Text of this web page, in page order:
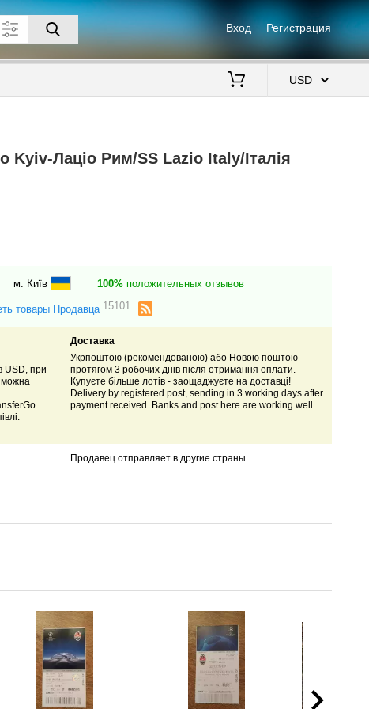
Вход Регистрация
Kyiv-Лаціо Рим/SS Lazio Italy/Італія
м. Київ 100%положительных отзывов
товары Продавца 15101
USD, при
можна
Доставка
Укрпоштою (рекомендованою) або Новою поштою
протягом 3 робочих днів після отримання оплати.
Купуєте більше лотів - заощаджуєте на доставці!
Delivery by registered post, sending in 3 working days after
payment received. Banks and post here are working well.
Продавец отправляет в другие страны